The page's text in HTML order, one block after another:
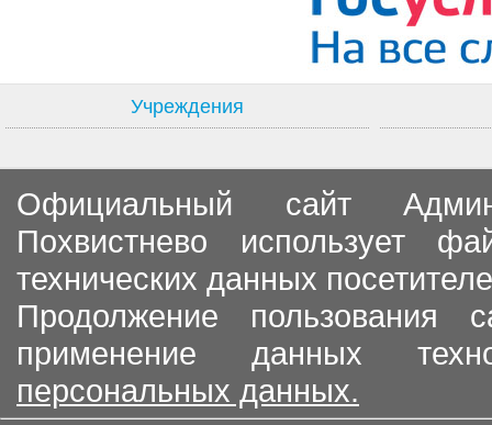
Учреждения
Официальный сайт
Похвистнево использует
технических данных
Продолжение пользования
применение данных
персональных данных.